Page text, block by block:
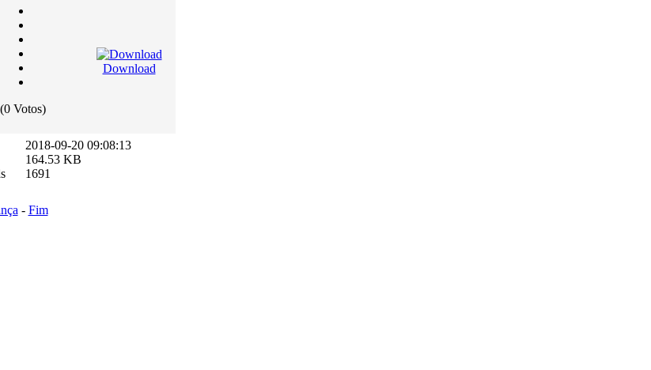
(0 Votos)
Download
2018-09-20 09:08:13
164.53 KB
1691
- Fim